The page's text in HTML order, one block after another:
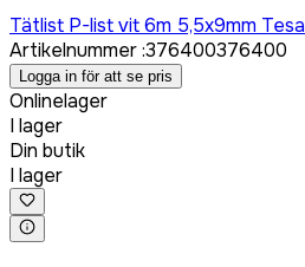
Tätlist P-list vit 6m 5,5x9mm Tesa
Artikelnummer:376400376400
Logga in för att se pris
Onlinelager
I lager
Din butik
I lager